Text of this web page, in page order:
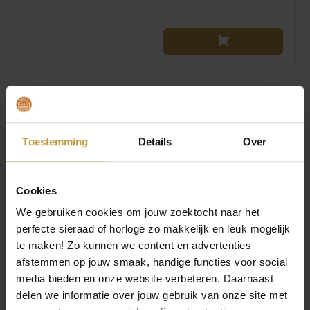
Toestemming Details Over
Cookies
We gebruiken cookies om jouw zoektocht naar het
perfecte sieraad of horloge zo makkelijk en leuk mogelijk
te maken! Zo kunnen we content en advertenties
afstemmen op jouw smaak, handige functies voor social
media bieden en onze website verbeteren. Daarnaast
delen we informatie over jouw gebruik van onze site met
INFORMATIE OVER ZINZI HORLOGES
moderne, vrouwelijke uitstraling. De designs combineren
moeiteloos aansluit bij jouw persoonlijke look. Met
aandacht voor kwaliteit, draagcomfort en betaalbaarheid
biedt Zinzi een veelzijdige collectie die perfect is voor elke
dag én elke gelegenheid. Een horloge dat mode,
functionaliteit en plezier samenbrengt – precies zoals
Zinzi bedoeld is.